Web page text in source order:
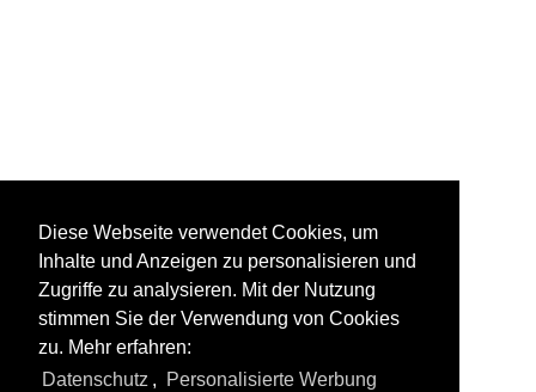
Diese Webseite verwendet Cookies, um
Inhalte und Anzeigen zu personalisieren und
Zugriffe zu analysieren. Mit der Nutzung
stimmen Sie der Verwendung von Cookies
zu. Mehr erfahren:
Datenschutz , Personalisierte Werbung